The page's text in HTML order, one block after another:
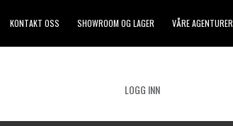
KONTAKT OSS SHOWROOM OG LAGER VÅRE AGENTURER
LOGG INN